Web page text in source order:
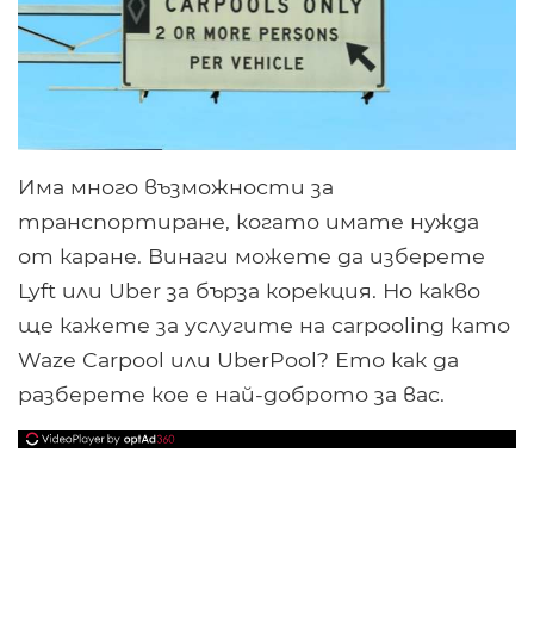
Има много възможности за
транспортиране, когато имате нужда
от каране. Винаги можете да изберете
Lyft или Uber за бърза корекция. Но какво
ще кажете за услугите на carpooling като
Waze Carpool или UberPool? Ето как да
разберете кое е най-доброто за вас.